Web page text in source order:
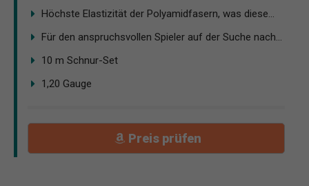
Höchste Elastizität der Polyamidfasern, was diese...
Für den anspruchsvollen Spieler auf der Suche nach...
10 m Schnur-Set
1,20 Gauge
Preis prüfen